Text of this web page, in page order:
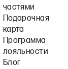
частями
Подарочная
карта
Программа
лояльности
Блог